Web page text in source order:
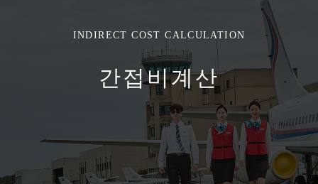
INDIRECT COST CALCULATION
간접비계산